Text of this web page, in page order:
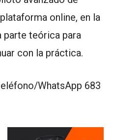
online, en la
parte teórica para
con la práctica.
WhatsApp 683